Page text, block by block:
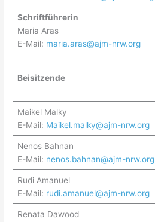
Schriftführerin
Maria Aras
E-Mail: maria.aras@ajm-nrw.org
Beisitzende
Maikel Malky
E-Mail: Maikel.malky@ajm-nrw.org
Nenos Bahnan
E-Mail: nenos.bahnan@ajm-nrw.org
Rudi Amanuel
E-Mail: rudi.amanuel@ajm-nrw.org
Renata Dawood